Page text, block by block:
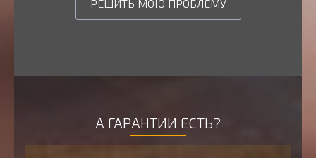
РЕШИТЬ МОЮ ПРОБЛЕМУ
А ГАРАНТИИ ЕСТЬ?